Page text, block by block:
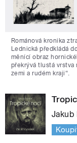
Románová kronika
Lednická předkládá
měnící obraz
překrývá tlustá vrstva
zemi a rudém kraji“.
Jakub